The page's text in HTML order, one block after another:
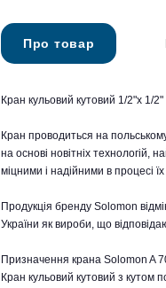
Про товар
Кран кульовий кутовий 1/2"х 1/
Кран проводиться на
на основі новітніх технологій,
міцними і надійними в процесі їх
Продукція бренду Solomon
України як вироби, що
Призначення крана Solomon A
Кран кульовий кутовий з кутом